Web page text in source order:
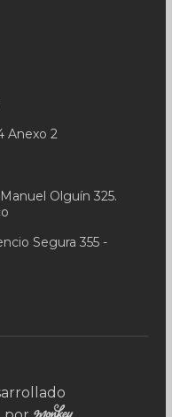
Anexo 2
Olguín 325.
Segura 355 -